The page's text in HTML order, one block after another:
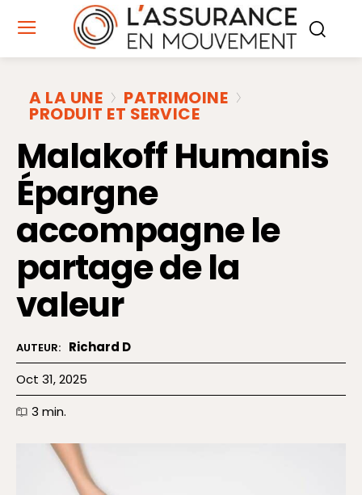
A LA UNE PATRIMOINE
PRODUIT ET SERVICE
Malakoff Humanis
Épargne
accompagne le
partage de la
valeur
AUTEUR: Richard D
Oct 31, 2025
3 min.